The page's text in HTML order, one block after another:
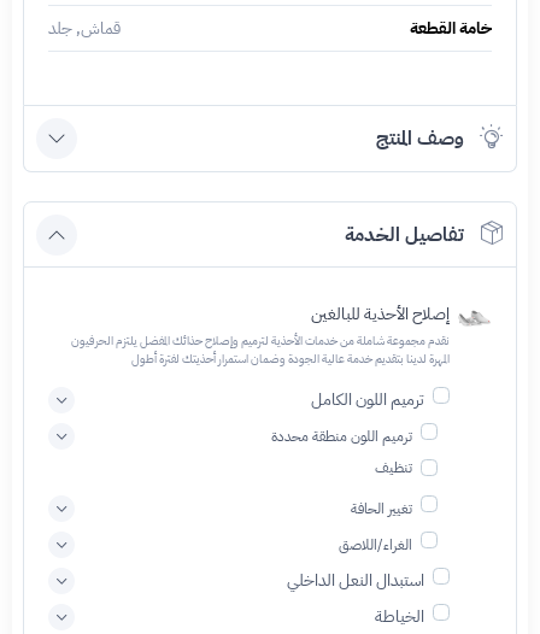
خامة القطعة
قماش, جلد
وصف المنتج
تفاصيل الخدمة
إصلاح الأحذية للبالغين
نقدم مجموعة شاملة من خدمات الأحذية لترميم وإصلاح حذائك المفضل يلتزم الحرفيون
المهرة لدينا بتقديم خدمة عالية الجودة وضمان استمرار أحذيتك لفترة أطول
ترميم اللون الكامل
ترميم اللون منطقة محددة
تنظيف
تغيير الحافة
الغراء/اللاصق
استبدال النعل الداخلي
الخياطة